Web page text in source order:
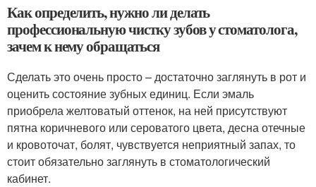
Как определить, нужно ли делать
профессиональную чистку зубов у стоматолога,
зачем к нему обращаться
Сделать это очень просто – достаточно заглянуть в рот и
оценить состояние зубных единиц. Если эмаль
приобрела желтоватый оттенок, на ней присутствуют
пятна коричневого или сероватого цвета, десна отечные
и кровоточат, болят, чувствуется неприятный запах, то
стоит обязательно заглянуть в стоматологический
кабинет.